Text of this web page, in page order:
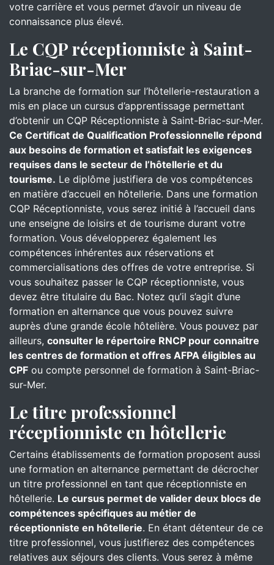
votre carrière et vous permet d’avoir un niveau de
connaissance plus élevé.
Le CQP réceptionniste à Saint-
Briac-sur-Mer
La branche de formation sur l’hôtellerie-restauration a
mis en place un cursus d’apprentissage permettant
d’obtenir un CQP Réceptionniste à Saint-Briac-sur-Mer.
Ce Certificat de Qualification Professionnelle répond
aux besoins de formation et satisfait les exigences
requises dans le secteur de l’hôtellerie et du
tourisme. Le diplôme justifiera de vos compétences
en matière d’accueil en hôtellerie. Dans une formation
CQP Réceptionniste, vous serez initié à l’accueil dans
une enseigne de loisirs et de tourisme durant votre
formation. Vous développerez également les
compétences inhérentes aux réservations et
commercialisations des offres de votre entreprise. Si
vous souhaitez passer le CQP réceptionniste, vous
devez être titulaire du Bac. Notez qu’il s’agit d’une
formation en alternance que vous pouvez suivre
auprès d’une grande école hôtelière. Vous pouvez par
ailleurs, consulter le répertoire RNCP pour connaitre
les centres de formation et offres AFPA éligibles au
CPF ou compte personnel de formation à Saint-Briac-
sur-Mer.
Le titre professionnel
réceptionniste en hôtellerie
Certains établissements de formation proposent aussi
une formation en alternance permettant de décrocher
un titre professionnel en tant que réceptionniste en
hôtellerie. Le cursus permet de valider deux blocs de
compétences spécifiques au métier de
réceptionniste en hôtellerie. En étant détenteur de ce
titre professionnel, vous justifierez des compétences
relatives aux séjours des clients. Vous serez à même